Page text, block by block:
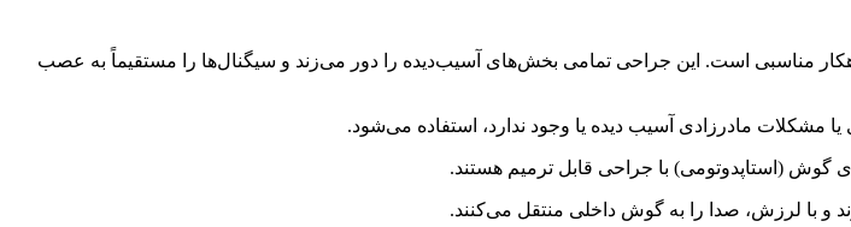
مناسبی است. این جراحی تمامی بخش‌های آسیب‌دیده را دور می‌زند و سیگنال‌ها را مستقیماً به عصب
مادرزادی آسیب دیده یا وجود ندارد، استفاده می‌شود.
گوش (استاپدوتومی) با جراحی قابل ترمیم هستند.
و با لرزش، صدا را به گوش داخلی منتقل می‌کنند.